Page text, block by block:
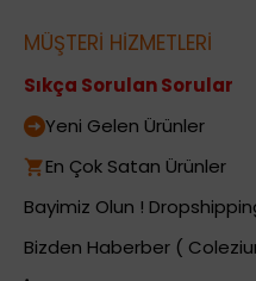
MÜŞTERİ HİZMETLERİ
Sıkça Sorulan Sorular
Yeni Gelen Ürünler
En Çok Satan Ürünler
Bayimiz Olun !
Bizden Haberber (